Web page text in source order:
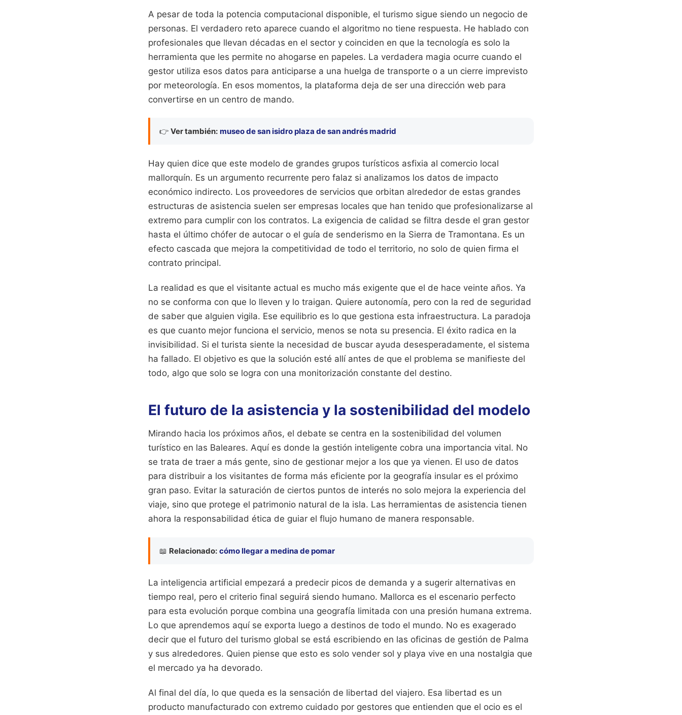
A pesar de toda la potencia computacional disponible, el turismo sigue siendo un negocio de
personas. El verdadero reto aparece cuando el algoritmo no tiene respuesta. He hablado con
profesionales que llevan décadas en el sector y coinciden en que la tecnología es solo la
herramienta que les permite no ahogarse en papeles. La verdadera magia ocurre cuando el
gestor utiliza esos datos para anticiparse a una huelga de transporte o a un cierre imprevisto
por meteorología. En esos momentos, la plataforma deja de ser una dirección web para
convertirse en un centro de mando.
👉 Ver también: museo de san isidro plaza de san andrés madrid
Hay quien dice que este modelo de grandes grupos turísticos asfixia al comercio local
mallorquín. Es un argumento recurrente pero falaz si analizamos los datos de impacto
económico indirecto. Los proveedores de servicios que orbitan alrededor de estas grandes
estructuras de asistencia suelen ser empresas locales que han tenido que profesionalizarse al
extremo para cumplir con los contratos. La exigencia de calidad se filtra desde el gran gestor
hasta el último chófer de autocar o el guía de senderismo en la Sierra de Tramontana. Es un
efecto cascada que mejora la competitividad de todo el territorio, no solo de quien firma el
contrato principal.
La realidad es que el visitante actual es mucho más exigente que el de hace veinte años. Ya
no se conforma con que lo lleven y lo traigan. Quiere autonomía, pero con la red de seguridad
de saber que alguien vigila. Ese equilibrio es lo que gestiona esta infraestructura. La paradoja
es que cuanto mejor funciona el servicio, menos se nota su presencia. El éxito radica en la
invisibilidad. Si el turista siente la necesidad de buscar ayuda desesperadamente, el sistema
ha fallado. El objetivo es que la solución esté allí antes de que el problema se manifieste del
todo, algo que solo se logra con una monitorización constante del destino.
El futuro de la asistencia y la sostenibilidad del modelo
Mirando hacia los próximos años, el debate se centra en la sostenibilidad del volumen
turístico en las Baleares. Aquí es donde la gestión inteligente cobra una importancia vital. No
se trata de traer a más gente, sino de gestionar mejor a los que ya vienen. El uso de datos
para distribuir a los visitantes de forma más eficiente por la geografía insular es el próximo
gran paso. Evitar la saturación de ciertos puntos de interés no solo mejora la experiencia del
viaje, sino que protege el patrimonio natural de la isla. Las herramientas de asistencia tienen
ahora la responsabilidad ética de guiar el flujo humano de manera responsable.
📖 Relacionado: cómo llegar a medina de pomar
La inteligencia artificial empezará a predecir picos de demanda y a sugerir alternativas en
tiempo real, pero el criterio final seguirá siendo humano. Mallorca es el escenario perfecto
para esta evolución porque combina una geografía limitada con una presión humana extrema.
Lo que aprendemos aquí se exporta luego a destinos de todo el mundo. No es exagerado
decir que el futuro del turismo global se está escribiendo en las oficinas de gestión de Palma
y sus alrededores. Quien piense que esto es solo vender sol y playa vive en una nostalgia que
el mercado ya ha devorado.
Al final del día, lo que queda es la sensación de libertad del viajero. Esa libertad es un
producto manufacturado con extremo cuidado por gestores que entienden que el ocio es el